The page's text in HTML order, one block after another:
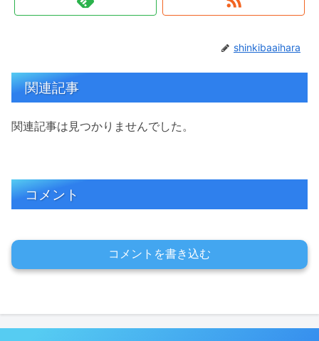
shinkibaaihara
関連記事
関連記事は見つかりませんでした。
コメント
コメントを書き込む